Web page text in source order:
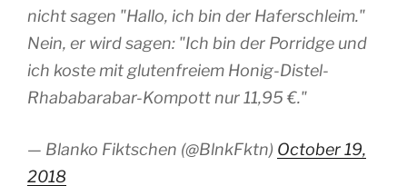
nicht sagen "Hallo, ich bin der Haferschleim."
Nein, er wird sagen: "Ich bin der Porridge und
ich koste mit glutenfreiem Honig-Distel-
Rhababarabar-Kompott nur 11,95 €."
— Blanko Fiktschen (@BlnkFktn) October 19,
2018